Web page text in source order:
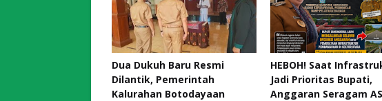
Dua Dukuh Baru Resmi
Dilantik, Pemerintah
Kalurahan Botodayaan
HEBOH! Saat
Jadi Prioritas Bupati,
Anggaran Seragam